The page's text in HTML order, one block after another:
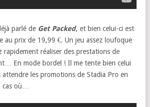
parlé de Get Packed, et bien celui-ci est
au prix de 19,99 €. Un jeu assez loufoque
rapidement réaliser des prestations de
En mode bordel ! Il me tente bien celui
attendre les promotions de Stadia Pro en
où…